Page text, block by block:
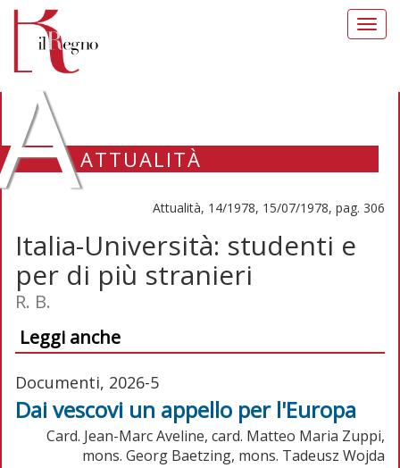
ATTUALITÀ
Attualità, 14/1978, 15/07/1978, pag. 306
Italia-Università: studenti e
per di più stranieri
R. B.
Leggi anche
Documenti, 2026-5
Dai vescovi un appello per l'Europa
Card. Jean-Marc Aveline, card. Matteo Maria Zuppi,
mons. Georg Baetzing, mons. Tadeusz Wojda